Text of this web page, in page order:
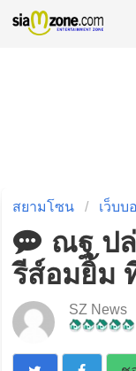
สยามโซน เว็บบ
ณฐ ปล่
รีส์อมยิ้ม
SZ News